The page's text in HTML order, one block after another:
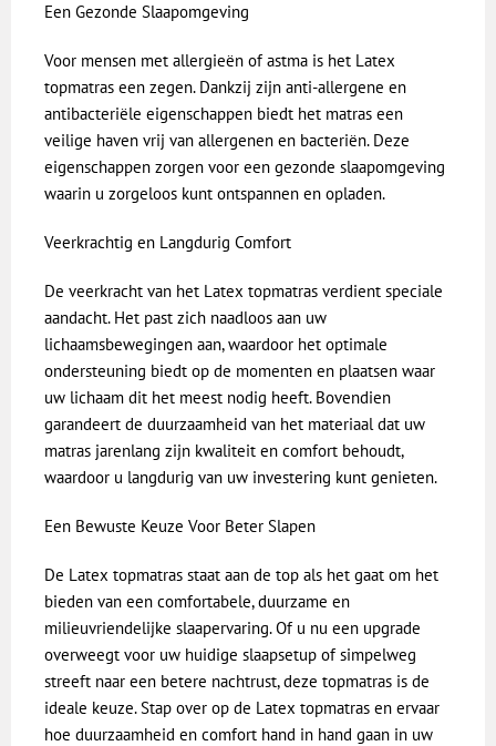
Een Gezonde Slaapomgeving
Voor mensen met allergieën of astma is het Latex
topmatras een zegen. Dankzij zijn anti-allergene en
antibacteriële eigenschappen biedt het matras een
veilige haven vrij van allergenen en bacteriën. Deze
eigenschappen zorgen voor een gezonde slaapomgeving
waarin u zorgeloos kunt ontspannen en opladen.
Veerkrachtig en Langdurig Comfort
De veerkracht van het Latex topmatras verdient speciale
aandacht. Het past zich naadloos aan uw
lichaamsbewegingen aan, waardoor het optimale
ondersteuning biedt op de momenten en plaatsen waar
uw lichaam dit het meest nodig heeft. Bovendien
garandeert de duurzaamheid van het materiaal dat uw
matras jarenlang zijn kwaliteit en comfort behoudt,
waardoor u langdurig van uw investering kunt genieten.
Een Bewuste Keuze Voor Beter Slapen
De Latex topmatras staat aan de top als het gaat om het
bieden van een comfortabele, duurzame en
milieuvriendelijke slaapervaring. Of u nu een upgrade
overweegt voor uw huidige slaapsetup of simpelweg
streeft naar een betere nachtrust, deze topmatras is de
ideale keuze. Stap over op de Latex topmatras en ervaar
hoe duurzaamheid en comfort hand in hand gaan in uw